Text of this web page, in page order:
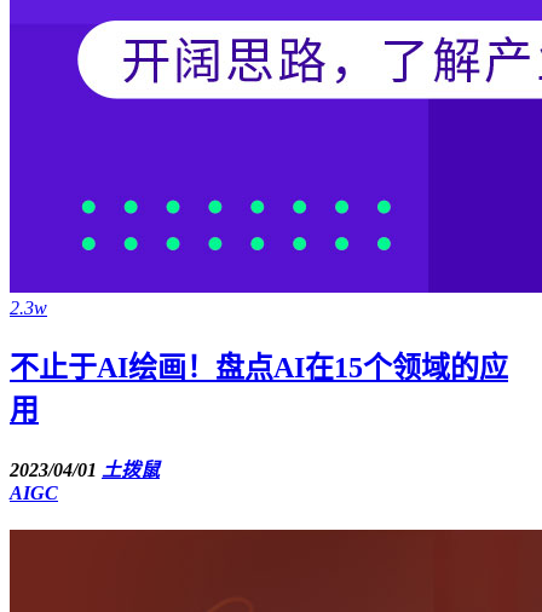
2.3w
不止于AI绘画！盘点AI在15个领域的应
用
2023/04/01 土拨鼠
AIGC